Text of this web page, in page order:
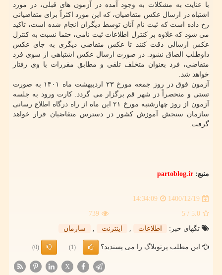
با عنایت به مشکلات به وجود آمده در آزمون های قبلی، در مورد
اشتباه در ارسال عکس متقاضیان، که این مورد اکثراً برای متقاضیانی
رخ داده است که ثبت نام آنان توسط دیگران انجام شده است، تاکید
می شود که علاوه بر کنترل اطلاعات ثبت نامی، حتما نسبت به کنترل
عکس ارسالی دقت کنند تا عکس متقاضی دیگری به جای عکس
داوطلب الصاق نشود. در صورت ارسال عکس اشتباهی از سوی فرد
متقاضی، فرد بعنوان متخلف تلقی و مطابق مقررات با وی رفتار
خواهد شد.
آزمون فوق در روز جمعه مورخ ۲۳ اردیبهشت ماه ۱۴۰۱ به صورت
تستی و منحصراً در شهر قم برگزار می گردد. کارت ورود به جلسه
آزمون از روز چهارشنبه مورخ ۲۱ این ماه از راه درگاه اطلاع رسانی
سازمان سنجش آموزش کشور در دسترس متقاضیان قرار خواهد
گرفت.
منبع: partoblog.ir
1400/12/19
14:34:09
5.0
/ 5
739
تگهای خبر:
اطلاعات , اینترنت , سازمان
این مطلب پرتوبلاگ را می پسندید؟ (1)
(0)
X